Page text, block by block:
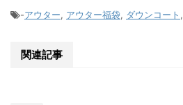
-アウター, アウター福袋, ダウンコート ,
関連記事